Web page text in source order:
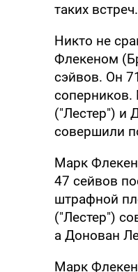
таких встреч.
Никто не
Флекеном
сэйвов. Он
("Лестер") и
совершили
Марк
47 сейвов
штрафной
("Лестер")
а Донован
Марк